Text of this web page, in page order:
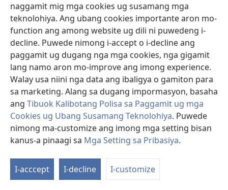
naggamit mig mga cookies ug susamang mga
teknolohiya. Ang ubang cookies importante aron mo-
function ang among website ug dili ni puwedeng i-
decline. Puwede nimong i-accept o i-decline ang
paggamit ug dugang nga mga cookies, nga gigamit
lang namo aron mo-improve ang imong experience.
Walay usa niini nga data ang ibaligya o gamiton para
sa marketing. Alang sa dugang impormasyon, basaha
ang Tibuok Kalibotang Polisa sa Paggamit ug mga
Cookies ug Ubang Susamang Teknolohiya. Puwede
nimong ma-customize ang imong mga setting bisan
kanus-a pinaagi sa Mga Setting sa Pribasiya.
I-acccept I-decline I-customize
bag-
ong
window)
Watchtower ONLINE NGA LIBRARYA
(mo-
open
ug
bag-
window)
JW Hub
(mo-
open
ug
bag-
ong
window)
JW Library
Watchtower Library
Copyright© 2026 Watch Tower Bible and Tract Society of Pennsylvania.
KONDISYONES SA PAGGAMIT
|POLISA SA PRIBASIYA|
SA PRIBASIYA